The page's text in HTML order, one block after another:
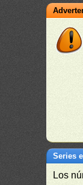
Series
Los